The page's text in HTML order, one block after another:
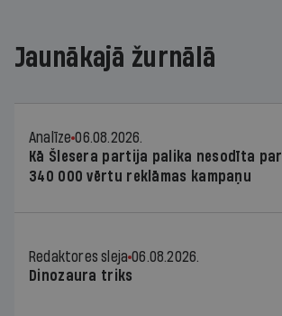
Jaunākajā žurnālā
Analīze 06.08.2026.
Kā Šlesera partija palika nesodīta par
340 000 vērtu reklāmas kampaņu
Redaktores sleja 06.08.2026.
Dinozaura triks